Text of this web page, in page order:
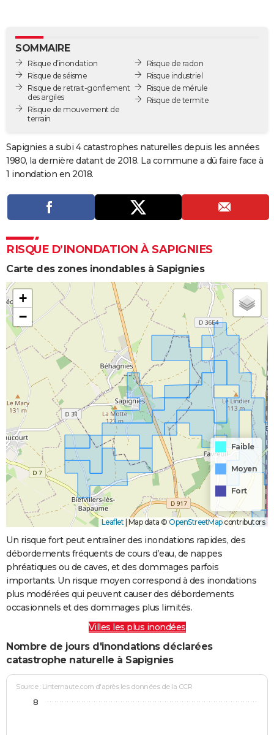
GUIDES D'ACHAT
BONS PLANS
CARTE DE VOEUX
Carte de Noël
Carte Bonne année
Carte Saint-Valentin
Carte Pâques
Carte d'anniversaire
DICTIONNAIRE
COPAINS D'AVANT
Bricolage
Lifestyle
Culture
Sport
Auto
Television
Voyage
Cinema
SOMMAIRE
Risque d’inondation
Risque de séisme
Risque de retrait-gonflement
des argiles
Risque de mouvement de
terrain
Risque de radon
Risque industriel
Risque de mérule
Risque de termite
Sapignies a subi 4 catastrophes naturelles depuis les années
1980, la dernière datant de 2018. La commune a dû faire face à
1 inondation en 2018.
RISQUE D’INONDATION À SAPIGNIES
Carte des zones inondables à Sapignies
+
−
Faible
Moyen
Fort
Leaflet |Map data © OpenStreetMapcontributors
Un risque fort peut entraîner des inondations rapides, des
débordements fréquents de cours d’eau, de nappes
phréatiques ou de caves, et des dommages parfois
importants. Un risque moyen correspond à des inondations
plus modérées qui peuvent causer des débordements
occasionnels et des dommages plus limités.
Villes les plus inondées
Nombre de jours d'inondations déclarées
catastrophe naturelle à Sapignies
Source : Linternaute.com d'après les données de la CCR
8